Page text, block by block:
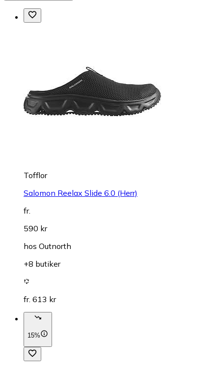
Tofflor
Salomon Reelax Slide 6.0 (Herr)
fr.
590 kr
hos Outnorth
+8 butiker
fr. 613 kr
15%